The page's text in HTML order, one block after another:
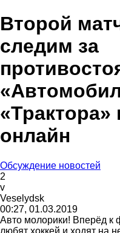
Второй
следим за
онлайн
Обсуждение новостей
2
v
Veselydsk
00:27, 01.03.2019
Авто молорики! Вперёд к
любят хоккей и ходят на